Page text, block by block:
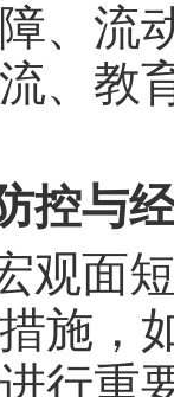
、流
、教
与
面短
施，
行重